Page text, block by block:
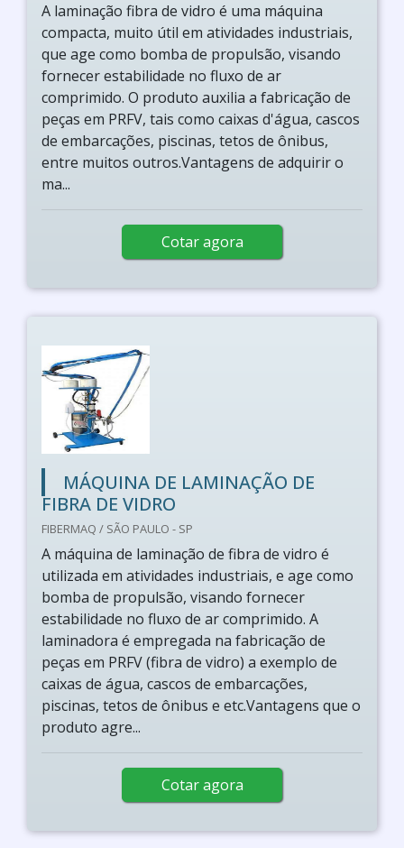
A laminação fibra de vidro é uma máquina
compacta, muito útil em atividades industriais,
que age como bomba de propulsão, visando
fornecer estabilidade no fluxo de ar
comprimido. O produto auxilia a fabricação de
peças em PRFV, tais como caixas d'água, cascos
de embarcações, piscinas, tetos de ônibus,
entre muitos outros.Vantagens de adquirir o
ma...
Cotar agora
MÁQUINA DE LAMINAÇÃO DE
FIBRA DE VIDRO
FIBERMAQ / SÃO PAULO - SP
A máquina de laminação de fibra de vidro é
utilizada em atividades industriais, e age como
bomba de propulsão, visando fornecer
estabilidade no fluxo de ar comprimido. A
laminadora é empregada na fabricação de
peças em PRFV (fibra de vidro) a exemplo de
caixas de água, cascos de embarcações,
piscinas, tetos de ônibus e etc.Vantagens que o
produto agre...
Cotar agora